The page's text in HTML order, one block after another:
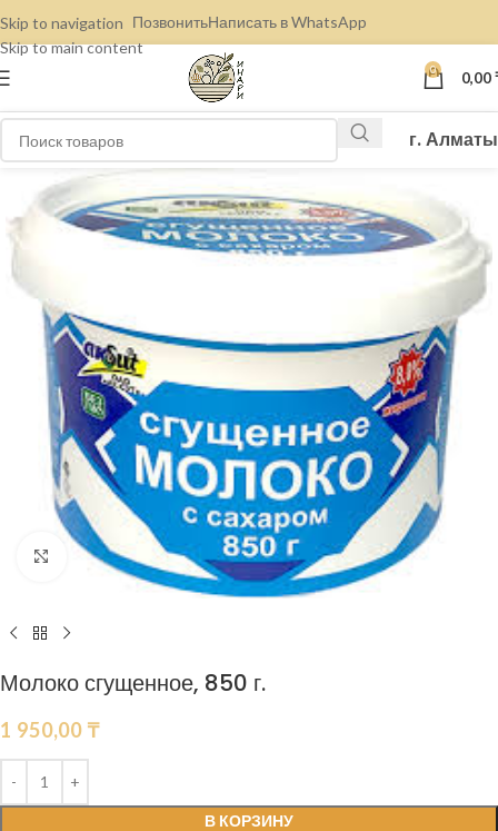
Skip to navigation
Skip to main content
ПозвонитьНаписать в WhatsApp
0 0,00
г. Алматы
Нажмите, чтобы увеличить
Молоко сгущенное, 850 г.
1 950,00 ₸
В КОРЗИНУ